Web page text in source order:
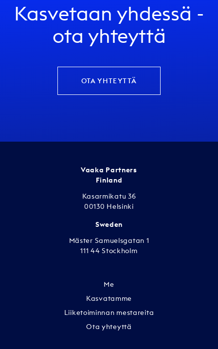
Kasvetaan yhdessä -
ota yhteyttä
OTA YHTEYTTÄ
Vaaka Partners
Finland
Kasarmikatu 36
00130 Helsinki
Sweden
Mäster Samuelsgatan 1
111 44 Stockholm
Me
Kasvatamme
Liiketoiminnan mestareita
Ota yhteyttä